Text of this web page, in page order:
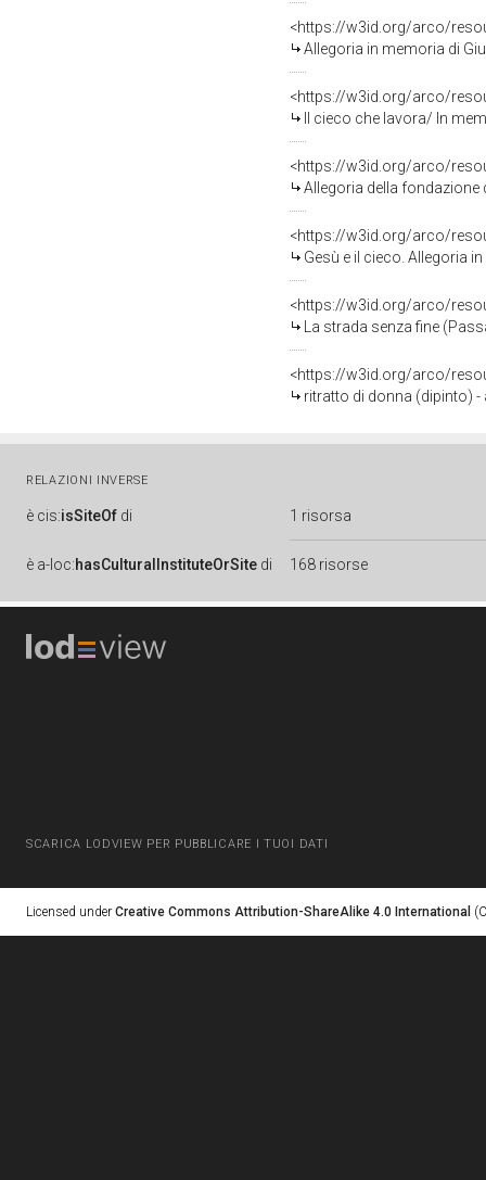
<https://w3id.org/arco/
Allegoria in memoria di
<https://w3id.org/arco/
Il cieco che lavora/ In memoria
<https://w3id.org/arco/
Allegoria della fondazione dell'Istituto dei
<https://w3id.org/arco/
Gesù e il cieco. Allegoria in
<https://w3id.org/arco/
La strada senza fine (Passa la
<https://w3id.org/arco/
ritratto di donna (dipinto)
RELAZIONI INVERSE
è cis:isSiteOf di 1 risorsa
è a-loc:hasCulturalInstituteOrSite di 168 risorse
SCARICA LODVIEW PER PUBBLICARE I TUOI DATI
Licensed under Creative Commons Attribution-ShareAlike 4.0 International